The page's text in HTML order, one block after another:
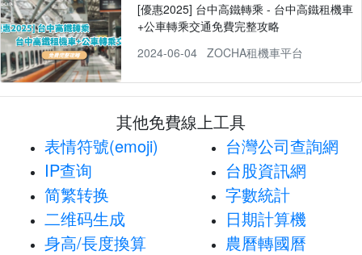
[優惠2025] 台中高鐵轉乘 - 台中高鐵租機車
+公車轉乘交通免費完整攻略
2024-06-04
ZOCHA租機車平台
其他免費線上工具
表情符號(emoji)
IP查询
简繁转换
二维码生成
身高/長度換算
台灣公司查詢網
台股資訊網
字數統計
日期計算機
農曆轉國曆